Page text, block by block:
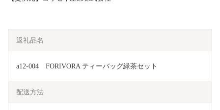
返礼品名
a12-004　FORIVORA ティーバッグ緑茶セット
配送方法